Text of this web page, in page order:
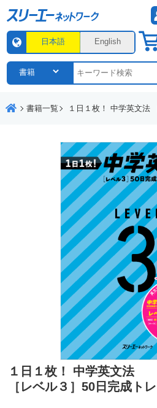
日本語 English
書籍一覧 １日１枚！ 中学英文法 ［レベル３］50日完成
１日１枚！ 中学英文法
［レベル３］50日完成ト